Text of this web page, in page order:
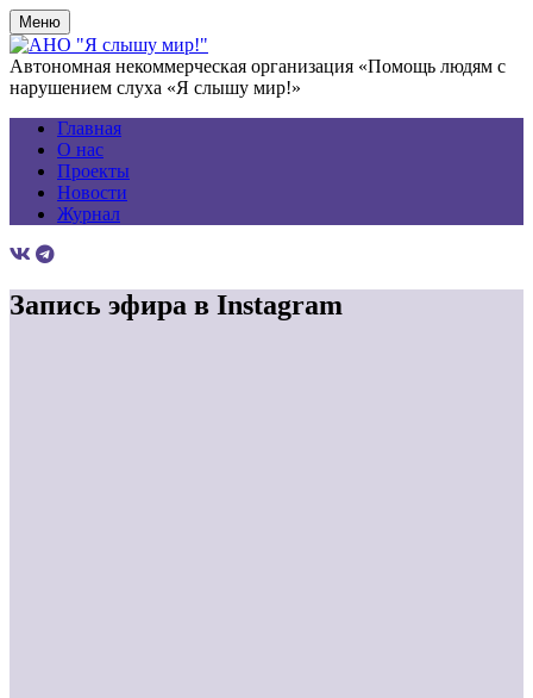
Меню
Автономная некоммерческая организация «Помощь людям с
нарушением слуха «Я слышу мир!»
Главная
О нас
Проекты
Новости
Журнал
Запись эфира в Instagram